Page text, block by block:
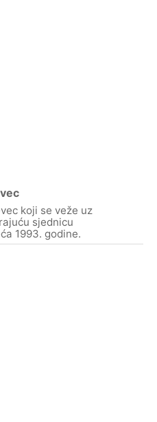
koji se veže uz
sjednicu
1993. godine.